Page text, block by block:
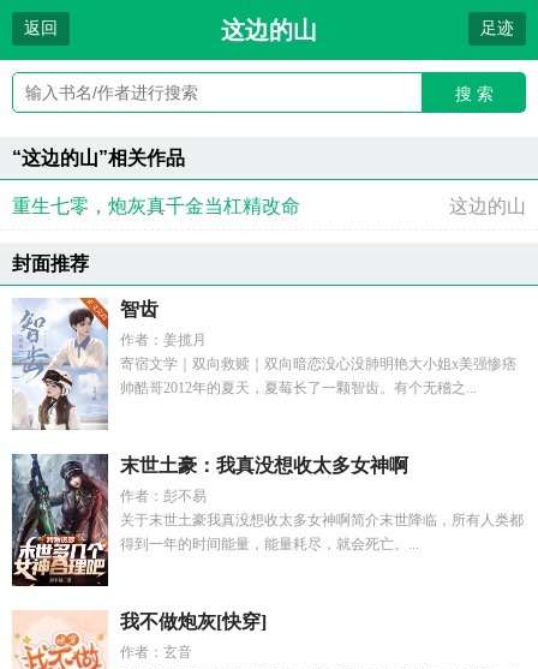
返回 这边的山 足迹
搜 索
“这边的山”相关作品
重生七零，炮灰真千金当杠精改命 这边的山
封面推荐
智齿
作者：姜揽月
寄宿文学｜双向救赎｜双向暗恋没心没肺明艳大小姐x美强惨痞
帅酷哥2012年的夏天，夏莓长了一颗智齿。有个无稽之...
末世土豪：我真没想收太多女神啊
作者：彭不易
关于末世土豪我真没想收太多女神啊简介末世降临，所有人类都
得到一年的时间能量，能量耗尽，就会死亡。...
我不做炮灰[快穿]
作者：玄音